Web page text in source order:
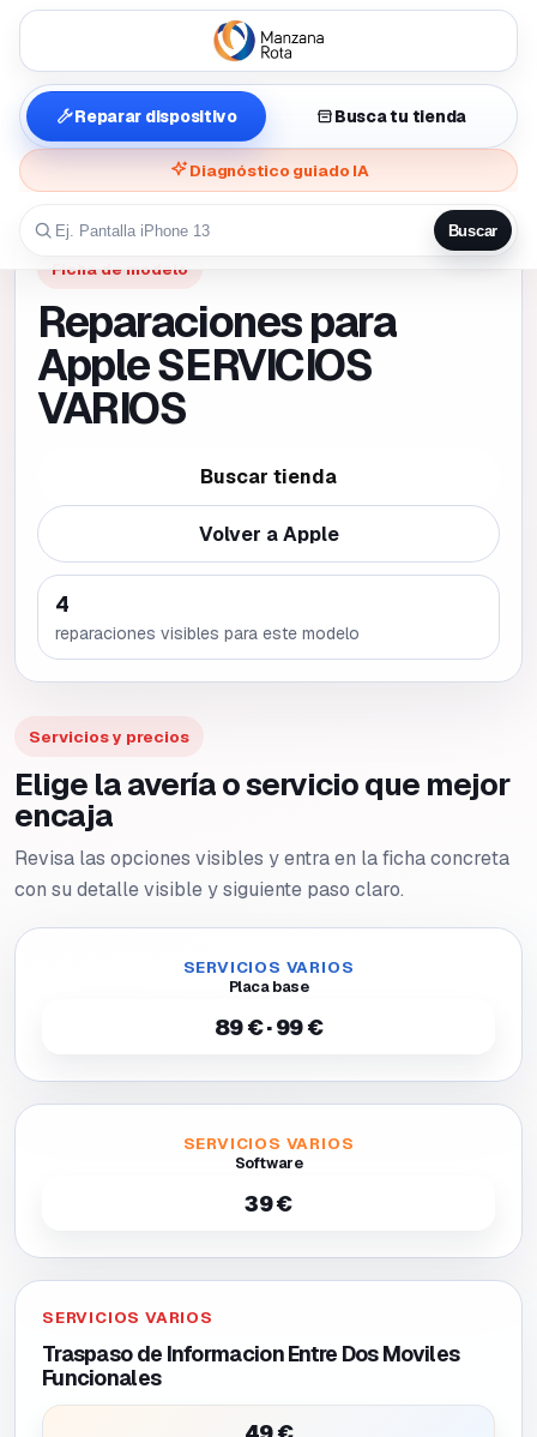
Reparar dispositivo Busca tu tienda
Diagnóstico guiado IA
Buscar
Ficha de modelo
Reparaciones para
Apple SERVICIOS
VARIOS
Buscar tienda
Volver aApple
4
reparaciones visibles para este modelo
Servicios y precios
Elige la avería o servicio que mejor
encaja
Revisa las opciones visibles y entra en la ficha concreta
con su detalle visible y siguiente paso claro.
SERVICIOS VARIOS
Placa base
89 € · 99 €
SERVICIOS VARIOS
Software
39 €
SERVICIOS VARIOS
Traspaso de Informacion Entre Dos Moviles
Funcionales